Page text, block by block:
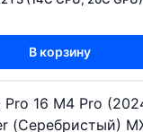
В корзину